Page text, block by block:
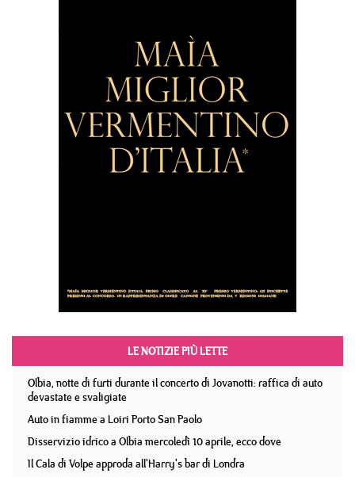
LE NOTIZIE PIÙ LETTE
Olbia, notte di furti durante il concerto di Jovanotti: raffica di auto
devastate e svaligiate
Auto in fiamme a Loiri Porto San Paolo
Disservizio idrico a Olbia mercoledì 10 aprile, ecco dove
Il Cala di Volpe approda all'Harry's bar di Londra